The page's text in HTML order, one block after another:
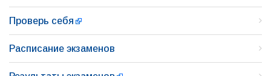
Проверь себя
Расписание экзаменов